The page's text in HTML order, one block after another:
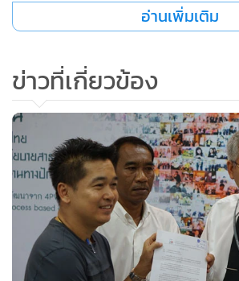
อ่านเพิ่มเติม
ข่าวที่เกี่ยวข้อง